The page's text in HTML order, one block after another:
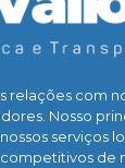
relações com
Nosso
serviços
de